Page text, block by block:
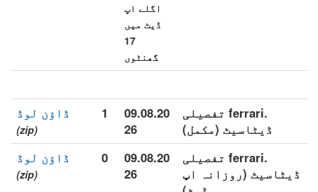
اگلے اپ
ڈیٹ میں
17
گھنٹوں
.ferrari تفصیلی
ڈیٹاسیٹ (مکمل)
09.08.20
26
1 ڈاؤن لوڈ
(zip)
.ferrari تفصیلی
ڈیٹاسیٹ (روزانہ اپ
09.08.20
26
0 ڈاؤن لوڈ
(zip)